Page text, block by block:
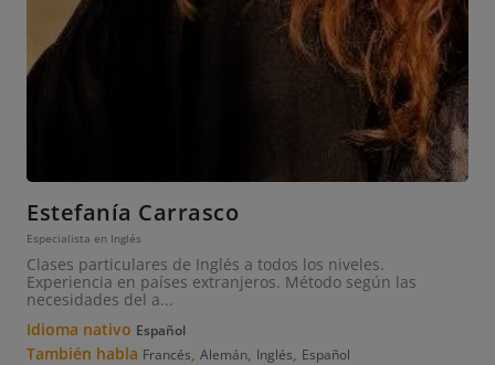
Estefanía Carrasco
Especialista en Inglés
Clases particulares de Inglés a todos los niveles.
Experiencia en países extranjeros. Método según las
necesidades del a...
Idioma nativo Español
También habla Francés, Alemán, Inglés, Español